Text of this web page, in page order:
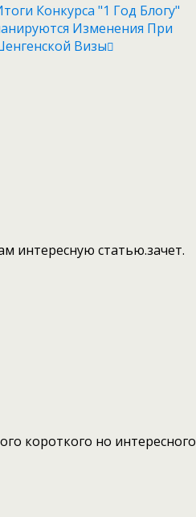
Конкурса "1 Год Блогу"
Изменения При
Визы
интересную статью.зачет.
короткого но интересного